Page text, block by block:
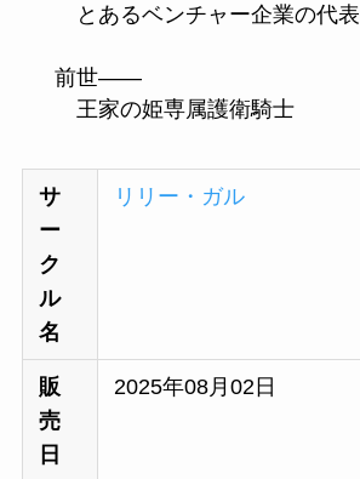
とあるベンチャー企業の代表
前世――
王家の姫専属護衛騎士
サ
ー
ク
ル
名
リリー・ガル
販
売
日
2025年08月02日